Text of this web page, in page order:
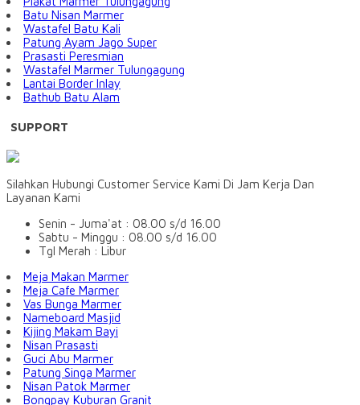
Batu Nisan Marmer
Wastafel Batu Kali
Patung Ayam Jago Super
Prasasti Peresmian
Wastafel Marmer Tulungagung
Lantai Border Inlay
Bathub Batu Alam
SUPPORT
Silahkan Hubungi Customer Service Kami Di Jam Kerja Dan
Layanan Kami
Senin - Juma'at : 08.00 s/d 16.00
Sabtu - Minggu : 08.00 s/d 16.00
Tgl Merah : Libur
Meja Makan Marmer
Meja Cafe Marmer
Vas Bunga Marmer
Nameboard Masjid
Kijing Makam Bayi
Nisan Prasasti
Guci Abu Marmer
Patung Singa Marmer
Nisan Patok Marmer
Bongpay Kuburan Granit